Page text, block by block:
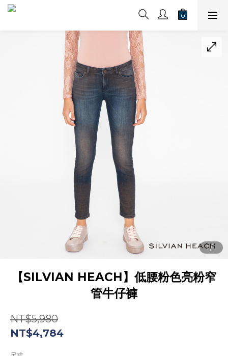
【SILVIAN HEACH】低腰粉色亮粉窄
管牛仔褲
NT$5,980
NT$4,784